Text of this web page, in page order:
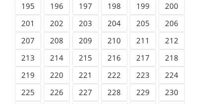
195
196 197 198 199
200
201
202 203 204 205
206
207
208 209 210 211
212
213
214 215 216 217
218
219
220 221 222 223
224
225
226 227 228 229
230